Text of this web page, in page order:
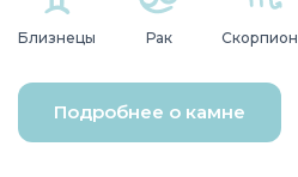
Близнецы Рак Скорпион
Подробнее о камне